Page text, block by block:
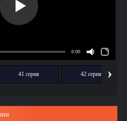
41 серия 42 серия ›